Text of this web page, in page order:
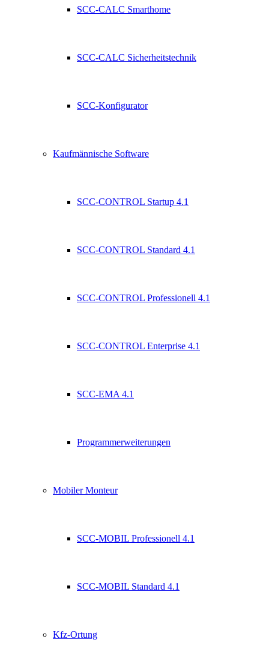
SCC-CALC Smarthome
SCC-CALC Sicherheitstechnik
SCC-Konfigurator
Kaufmännische Software
SCC-CONTROL Startup 4.1
SCC-CONTROL Standard 4.1
SCC-CONTROL Professionell 4.1
SCC-CONTROL Enterprise 4.1
SCC-EMA 4.1
Programmerweiterungen
Mobiler Monteur
SCC-MOBIL Professionell 4.1
SCC-MOBIL Standard 4.1
Kfz-Ortung